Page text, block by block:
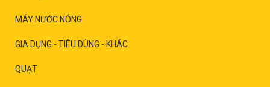
MÁY NƯỚC NÓNG
GIA DỤNG - TIÊU DÙNG - KHÁC
QUẠT